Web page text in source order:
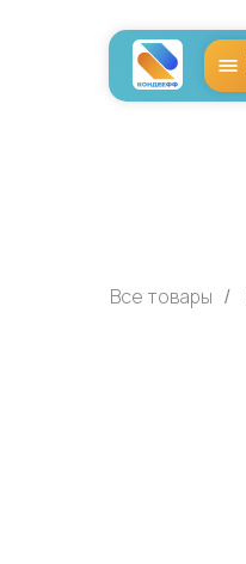
Все товары /